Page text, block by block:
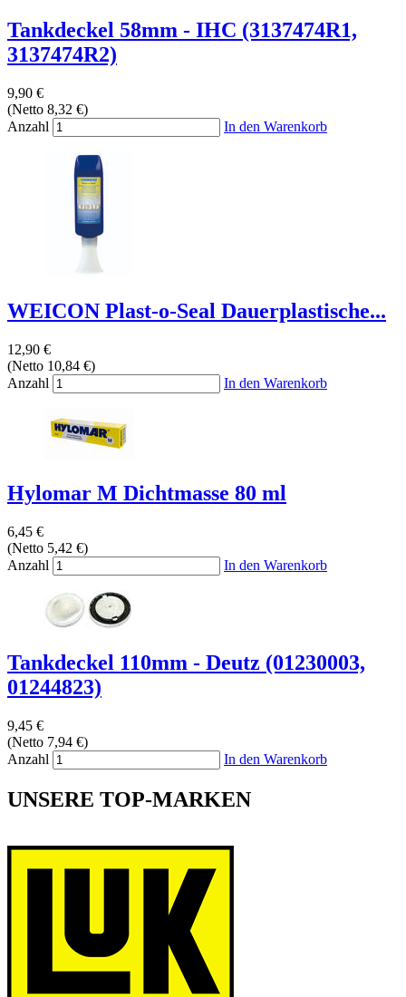
Tankdeckel 58mm - IHC (3137474R1,
3137474R2)
9,90 €
(Netto 8,32 €)
Anzahl
In den Warenkorb
WEICON Plast-o-Seal Dauerplastische...
12,90 €
(Netto 10,84 €)
Anzahl
In den Warenkorb
Hylomar M Dichtmasse 80 ml
6,45 €
(Netto 5,42 €)
Anzahl
In den Warenkorb
Tankdeckel 110mm - Deutz (01230003,
01244823)
9,45 €
(Netto 7,94 €)
Anzahl
In den Warenkorb
UNSERE TOP-MARKEN